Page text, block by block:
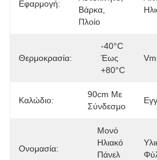
Εφαρμογή:
Βάρκα,
Πλοίο
Θερμοκρασία:
-40°C
Έως
+80°C
Καλώδιο:
90cm Με
Σύνδεσμο
Ονομασία:
Μονό
Ηλιακό
Πάνελ